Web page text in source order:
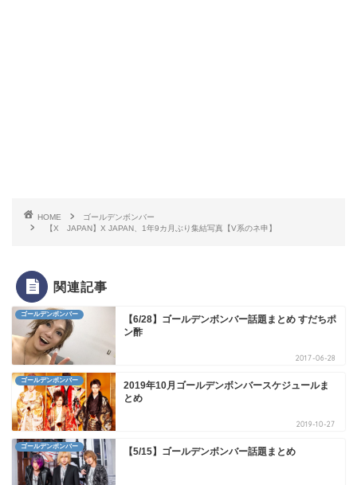
HOME
ゴールデンボンバー
【X JAPAN】X JAPAN、1年9カ月ぶり集結写真【V系のネ申】
関連記事
ゴールデンボンバー
【6/28】ゴールデンボンバー話題まとめ すだちポ
ン酢
2017-06-28
ゴールデンボンバー
2019年10月ゴールデンボンバースケジュールま
とめ
2019-10-27
ゴールデンボンバー 【5/15】ゴールデンボンバー話題まとめ